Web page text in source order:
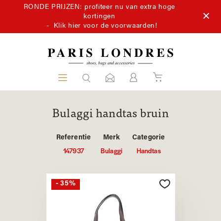
RONDE PRIJZEN: profiteer nu van extra hoge
kortingen
- Klik hier voor de voorwaarden!
Bulaggi handtas bruin
Referentie
147937
Merk
Bulaggi
Categorie
Handtas
- 35%